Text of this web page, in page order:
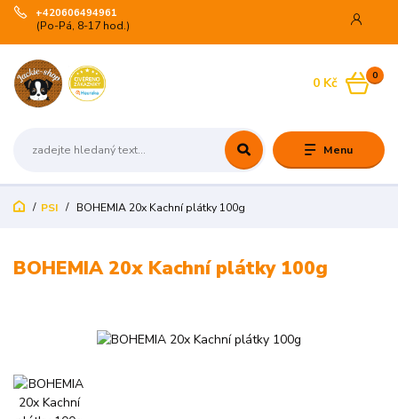
Menu
+420606494961
(Po-Pá, 8-17 hod.)
0
0 Kč
PSI BOHEMIA 20x Kachní plátky 100g
BOHEMIA 20x Kachní plátky 100g